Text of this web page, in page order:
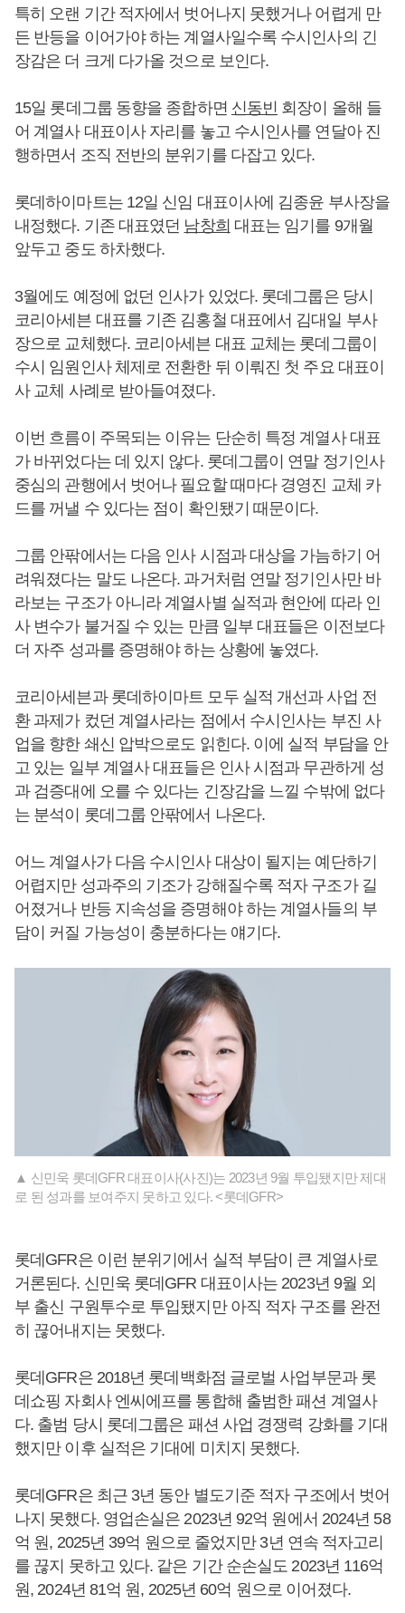
특히 오랜 기간 적자에서 벗어나지 못했거나 어렵게 만
든 반등을 이어가야 하는 계열사일수록 수시인사의 긴
장감은 더 크게 다가올 것으로 보인다.
15일 롯데그룹 동향을 종합하면 신동빈 회장이 올해 들
어 계열사 대표이사 자리를 놓고 수시인사를 연달아 진
행하면서 조직 전반의 분위기를 다잡고 있다.
롯데하이마트는 12일 신임 대표이사에 김종윤 부사장을
내정했다. 기존 대표였던 남창희 대표는 임기를 9개월
앞두고 중도 하차했다.
3월에도 예정에 없던 인사가 있었다. 롯데그룹은 당시
코리아세븐 대표를 기존 김홍철 대표에서 김대일 부사
장으로 교체했다. 코리아세븐 대표 교체는 롯데그룹이
수시 임원인사 체제로 전환한 뒤 이뤄진 첫 주요 대표이
사 교체 사례로 받아들여졌다.
이번 흐름이 주목되는 이유는 단순히 특정 계열사 대표
가 바뀌었다는 데 있지 않다. 롯데그룹이 연말 정기인사
중심의 관행에서 벗어나 필요할 때마다 경영진 교체 카
드를 꺼낼 수 있다는 점이 확인됐기 때문이다.
그룹 안팎에서는 다음 인사 시점과 대상을 가늠하기 어
려워졌다는 말도 나온다. 과거처럼 연말 정기인사만 바
라보는 구조가 아니라 계열사별 실적과 현안에 따라 인
사 변수가 불거질 수 있는 만큼 일부 대표들은 이전보다
더 자주 성과를 증명해야 하는 상황에 놓였다.
코리아세븐과 롯데하이마트 모두 실적 개선과 사업 전
환 과제가 컸던 계열사라는 점에서 수시인사는 부진 사
업을 향한 쇄신 압박으로도 읽힌다. 이에 실적 부담을 안
고 있는 일부 계열사 대표들은 인사 시점과 무관하게 성
과 검증대에 오를 수 있다는 긴장감을 느낄 수밖에 없다
는 분석이 롯데그룹 안팎에서 나온다.
어느 계열사가 다음 수시인사 대상이 될지는 예단하기
어렵지만 성과주의 기조가 강해질수록 적자 구조가 길
어졌거나 반등 지속성을 증명해야 하는 계열사들의 부
담이 커질 가능성이 충분하다는 얘기다.
▲ 신민욱 롯데GFR 대표이사(사진)는 2023년 9월 투입됐지만 제대
로 된 성과를 보여주지 못하고 있다. <롯데GFR>
롯데GFR은 이런 분위기에서 실적 부담이 큰 계열사로
거론된다. 신민욱 롯데GFR 대표이사는 2023년 9월 외
부 출신 구원투수로 투입됐지만 아직 적자 구조를 완전
히 끊어내지는 못했다.
롯데GFR은 2018년 롯데백화점 글로벌 사업부문과 롯
데쇼핑 자회사 엔씨에프를 통합해 출범한 패션 계열사
다. 출범 당시 롯데그룹은 패션 사업 경쟁력 강화를 기대
했지만 이후 실적은 기대에 미치지 못했다.
롯데GFR은 최근 3년 동안 별도기준 적자 구조에서 벗어
나지 못했다. 영업손실은 2023년 92억 원에서 2024년 58
억 원, 2025년 39억 원으로 줄었지만 3년 연속 적자고리
를 끊지 못하고 있다. 같은 기간 순손실도 2023년 116억
원, 2024년 81억 원, 2025년 60억 원으로 이어졌다.